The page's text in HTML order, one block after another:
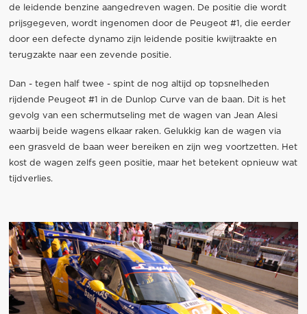
de leidende benzine aangedreven wagen. De positie die wordt
prijsgegeven, wordt ingenomen door de Peugeot #1, die eerder
door een defecte dynamo zijn leidende positie kwijtraakte en
terugzakte naar een zevende positie.
Dan - tegen half twee - spint de nog altijd op topsnelheden
rijdende Peugeot #1 in de Dunlop Curve van de baan. Dit is het
gevolg van een schermutseling met de wagen van Jean Alesi
waarbij beide wagens elkaar raken. Gelukkig kan de wagen via
een grasveld de baan weer bereiken en zijn weg voortzetten. Het
kost de wagen zelfs geen positie, maar het betekent opnieuw wat
tijdverlies.